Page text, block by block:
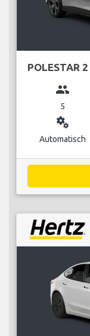
POLESTAR 2
group
5
miscellaneous_services
Automatisch